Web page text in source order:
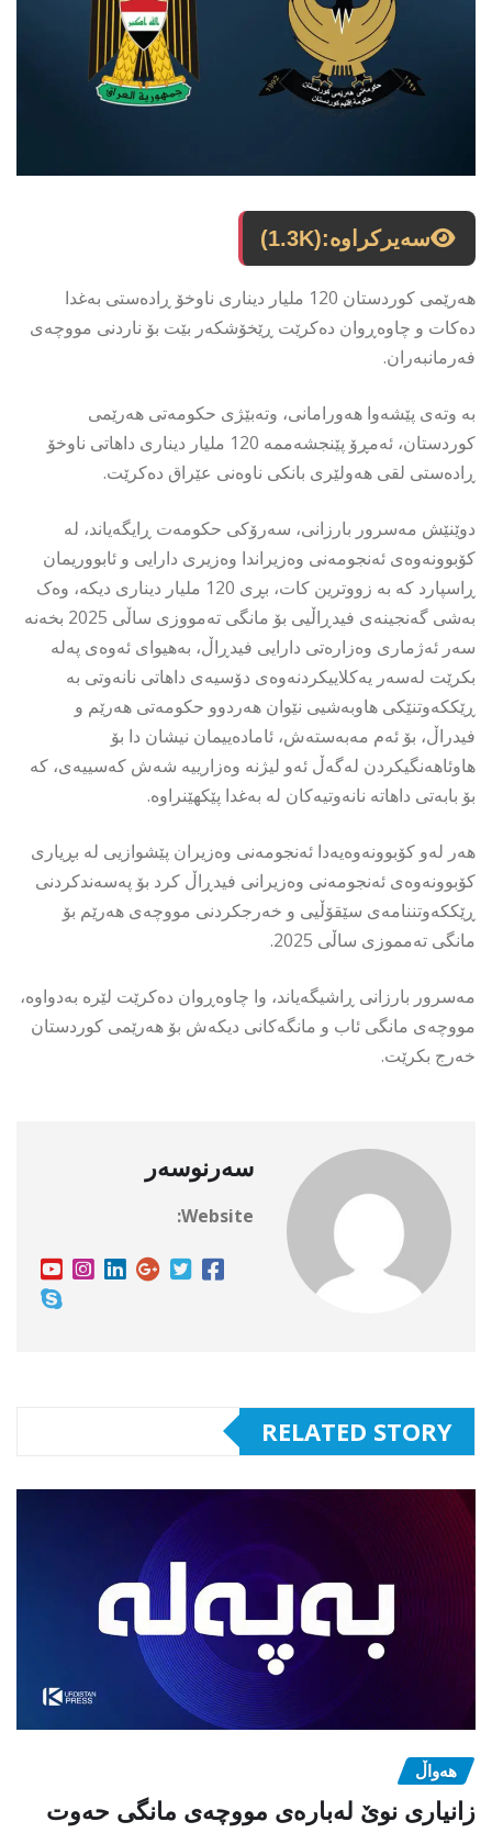
سەیرکراوە:(1.3K)
هەرێمی کوردستان 120 ملیار دیناری ناوخۆ ڕادەستی بەغدا
دەکات و چاوەڕوان دەکرێت ڕێخۆشکەر بێت بۆ ناردنی مووچەی
فەرمانبەران.
بە وتەی پێشەوا هەورامانی، وتەبێژی حکومەتی هەرێمی
کوردستان، ئەمڕۆ پێنجشەممە 120 ملیار دیناری داهاتی ناوخۆ
ڕادەستی لقی هەولێری بانکی ناوەنی عێراق دەکرێت.
دوێنێش مەسرور بارزانی، سەرۆکی حکومەت ڕایگەیاند، لە
کۆبوونەوەی ئەنجومەنی وەزیراندا وەزیری دارایی و ئابووریمان
ڕاسپارد کە بە زووترین کات، بڕی 120 ملیار دیناری دیکە، وەک
بەشی گەنجینەی فیدڕاڵیی بۆ مانگی تەمووزی ساڵی 2025 بخەنە
سەر ئەژماری وەزارەتی دارایی فیدڕاڵ، بەهیوای ئەوەی پەلە
بکرێت لەسەر یەکلاییکردنەوەی دۆسیەی داهاتی نانەوتی بە
ڕێکكەوتنێکی هاوبەشیی نێوان هەردوو حکومەتی هەرێم و
فیدراڵ، بۆ ئەم مەبەستەش، ئامادەییمان نیشان دا بۆ
هاوئاهەنگیکردن لەگەڵ ئەو لیژنە وەزارییە شەش کەسییەی، کە
بۆ بابەتی داهاتە نانەوتیەکان لە بەغدا پێکهێنراوە.
هەر لەو کۆبوونەوەیەدا ئەنجومەنی وەزیران پێشوازیی لە بڕیاری
کۆبوونەوەی ئەنجومەنی وەزیرانی فیدڕاڵ کرد بۆ پەسەندکردنی
ڕێكکەوتننامەی سێقۆڵیی و خەرجکردنی مووچەی هەرێم بۆ
مانگی تەمموزی ساڵی 2025.
مەسرور بارزانی ڕاشیگەیاند، وا چاوەڕوان دەکرێت لێرە بەدواوە،
مووچەی مانگی ئاب و مانگەکانی دیکەش بۆ هەرێمی کوردستان
خەرج بکرێت.
سەرنوسەر
Website:
RELATED STORY
هەواڵ
زانیاری نوێ لەبارەی مووچەی مانگی حەوت